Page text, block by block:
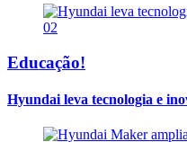
02
Educação!
Hyundai leva tecnologia e